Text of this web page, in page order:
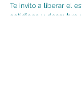
Te invito a liberar el
cotidiana y descubre